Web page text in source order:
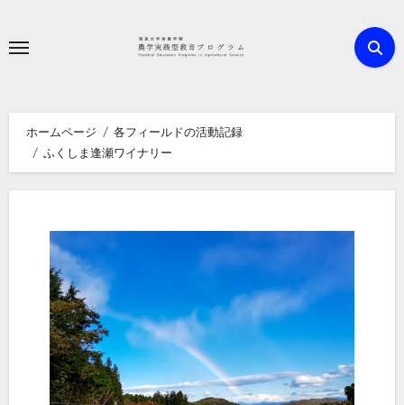
ホームページ
各フィールドの活動記録
ふくしま逢瀬ワイナリー